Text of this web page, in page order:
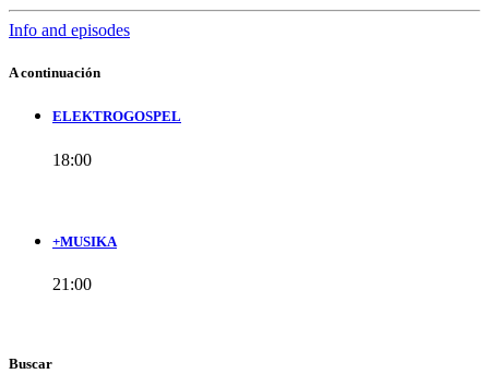
Info and episodes
A continuación
ELEKTROGOSPEL
18:00
+MUSIKA
21:00
Buscar